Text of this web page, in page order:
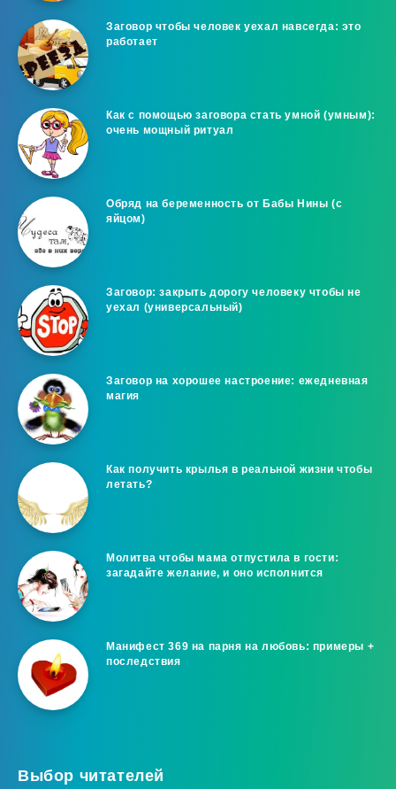
Заговор чтобы человек уехал навсегда: это
работает
Как с помощью заговора стать умной (умным):
очень мощный ритуал
Обряд на беременность от Бабы Нины (с
яйцом)
Заговор: закрыть дорогу человеку чтобы не
уехал (универсальный)
Заговор на хорошее настроение: ежедневная
магия
Как получить крылья в реальной жизни чтобы
летать?
Молитва чтобы мама отпустила в гости:
загадайте желание, и оно исполнится
Манифест 369 на парня на любовь: примеры +
последствия
Выбор читателей